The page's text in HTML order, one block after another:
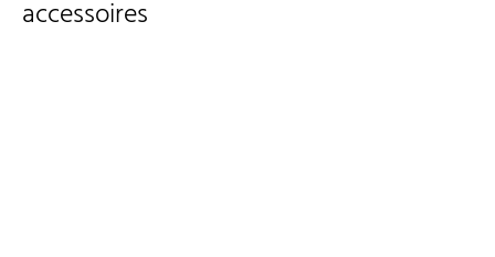
accessoires